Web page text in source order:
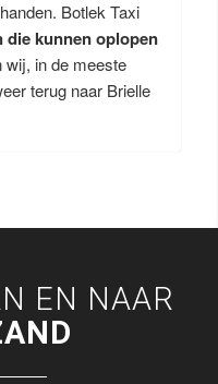
Botlek Taxi
die kunnen oplopen
wij, in de meeste
terug naar Brielle
EN NAAR